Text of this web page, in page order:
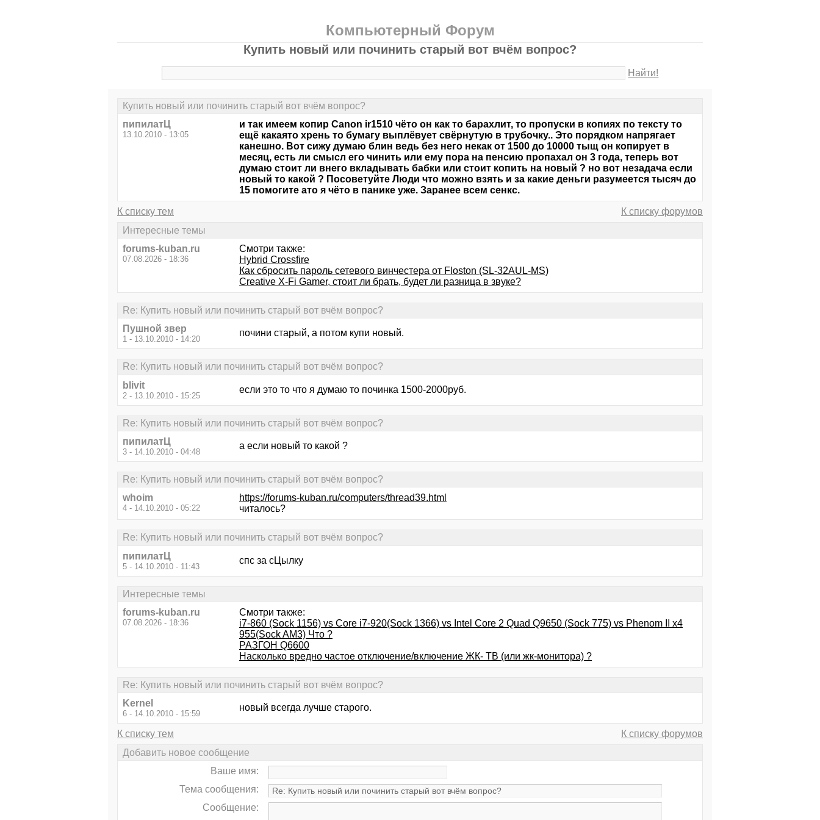
Компьютерный Форум
Купить новый или починить старый вот вчём вопрос?
Найти!
Купить новый или починить старый вот вчём вопрос?
пипилатЦ
13.10.2010 - 13:05
и так имеем копир Canon ir1510 чёто он как то барахлит, то пропуски в копиях по тексту то
ещё какаято хрень то бумагу выплёвует свёрнутую в трубочку.. Это порядком напрягает
канешно. Вот сижу думаю блин ведь без него некак от 1500 до 10000 тыщ он копирует в
месяц, есть ли смысл его чинить или ему пора на пенсию пропахал он 3 года, теперь вот
думаю стоит ли внего вкладывать бабки или стоит копить на новый ? но вот незадача если
новый то какой ? Посоветуйте Люди что можно взять и за какие деньги разумеется тысяч до
15 помогите ато я чёто в панике уже. Заранее всем сенкс.
К списку тем
К списку форумов
Интересные темы
forums-kuban.ru
07.08.2026 - 18:36
Смотри также:
Hybrid Crossfire
Как сбросить пароль сетевого винчестера от Floston (SL-32AUL-MS)
Creative X-Fi Gamer, стоит ли брать, будет ли разница в звуке?
Re: Купить новый или починить старый вот вчём вопрос?
Пушной звер
1 - 13.10.2010 - 14:20
почини старый, а потом купи новый.
Re: Купить новый или починить старый вот вчём вопрос?
blivit
2 - 13.10.2010 - 15:25
если это то что я думаю то починка 1500-2000руб.
Re: Купить новый или починить старый вот вчём вопрос?
пипилатЦ
3 - 14.10.2010 - 04:48
а если новый то какой ?
Re: Купить новый или починить старый вот вчём вопрос?
whoim
4 - 14.10.2010 - 05:22
https://forums-kuban.ru/computers/thread39.html
читалось?
Re: Купить новый или починить старый вот вчём вопрос?
пипилатЦ
5 - 14.10.2010 - 11:43
спс за сЦылку
Интересные темы
forums-kuban.ru
07.08.2026 - 18:36
Смотри также:
i7-860 (Sock 1156) vs Core i7-920(Sock 1366) vs Intel Core 2 Quad Q9650 (Sock 775) vs Phenom II x4
955(Sock AM3) Что ?
РАЗГОН Q6600
Насколько вредно частое отключение/включение ЖК- ТВ (или жк-монитора) ?
Re: Купить новый или починить старый вот вчём вопрос?
Kernel
6 - 14.10.2010 - 15:59
новый всегда лучше старого.
К списку тем
К списку форумов
Добавить новое сообщение
Ваше имя:
Тема сообщения:
Сообщение: